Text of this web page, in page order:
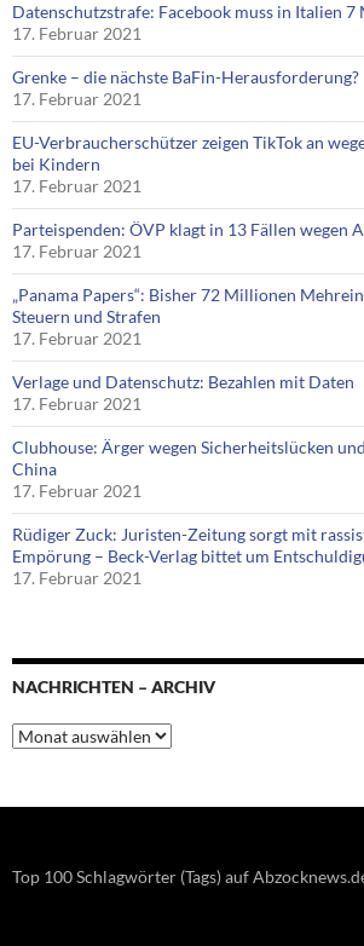
Datenschutzstrafe: Facebook muss in Italien
17. Februar 2021
Grenke – die nächste BaFin-Herausforderung?
17. Februar 2021
EU-Verbraucherschützer zeigen TikTok an
bei Kindern
17. Februar 2021
Parteispenden: ÖVP klagt in 13 Fällen wegen
17. Februar 2021
„Panama Papers“: Bisher 72 Millionen
Steuern und Strafen
17. Februar 2021
Verlage und Datenschutz: Bezahlen mit Daten
17. Februar 2021
Clubhouse: Ärger wegen Sicherheitslücken
China
17. Februar 2021
Rüdiger Zuck: Juristen-Zeitung sorgt mit
Empörung – Beck-Verlag bittet um
17. Februar 2021
NACHRICHTEN – ARCHIV
Nachrichten
–
Top 100 Schlagwörter (Tags) auf